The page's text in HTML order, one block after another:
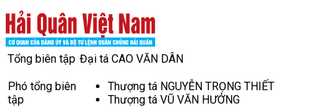
Tổng biên tập Đại tá CAO VĂN DÂN
Phó tổng biên
tập
Thượng tá NGUYỄN TRỌNG THIẾT
Thượng tá VŨ VĂN HƯỞNG